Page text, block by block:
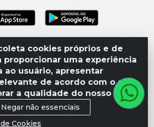
cookies próprios e de
proporcionar uma experiência
ao usuário, apresentar
de acordo com o seu
a qualidade do nosso site.
Negar não essenciais
Cookies
- Av. Percy Gandini, 329 – Vila
José do Rio Preto / SP - CEP 15077-
CNPJ 49.975.923/0003-10